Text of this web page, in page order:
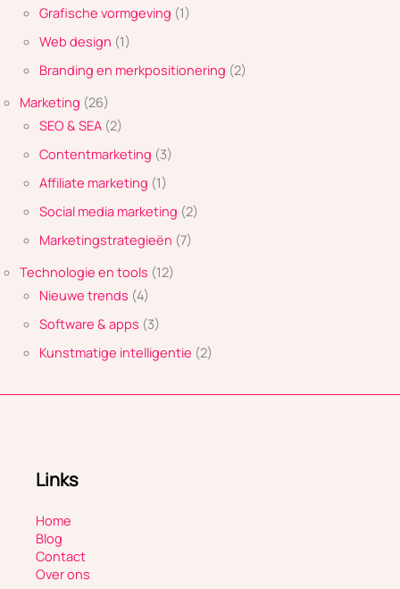
Grafische vormgeving (1)
Web design (1)
Branding en merkpositionering (2)
Marketing (26)
SEO & SEA (2)
Contentmarketing (3)
Affiliate marketing (1)
Social media marketing (2)
Marketingstrategieën (7)
Technologie en tools (12)
Nieuwe trends (4)
Software & apps (3)
Kunstmatige intelligentie (2)
Links
Home
Blog
Contact
Over ons